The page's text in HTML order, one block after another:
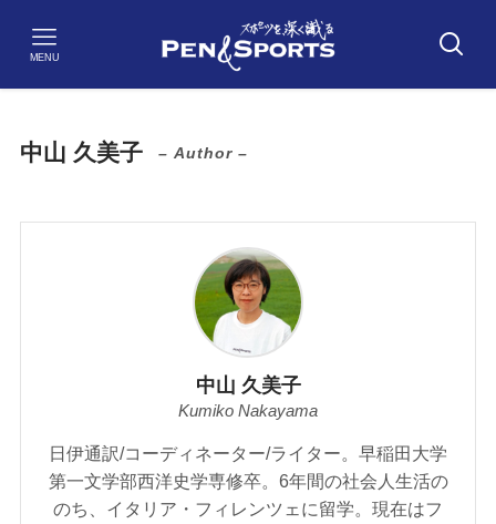
MENU
中山 久美子 – Author –
中山 久美子
Kumiko Nakayama
日伊通訳/コーディネーター/ライター。早稲田大学
第一文学部西洋史学専修卒。6年間の社会人生活の
のち、イタリア・フィレンツェに留学。現在はフ